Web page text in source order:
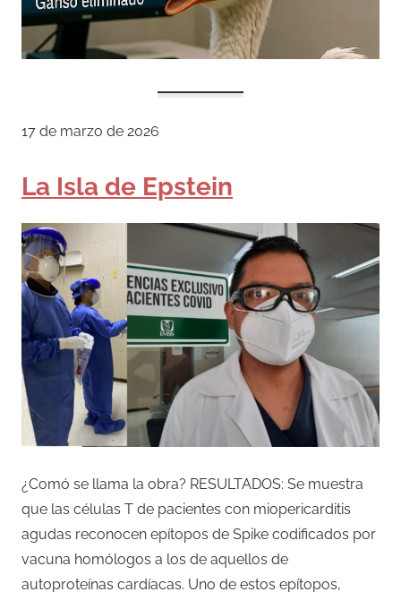
17 de marzo de 2026
La Isla de Epstein
¿Comó se llama la obra? RESULTADOS: Se muestra
que las células T de pacientes con miopericarditis
agudas reconocen epítopos de Spike codificados por
vacuna homólogos a los de aquellos de
autoproteínas cardíacas. Uno de estos epítopos,